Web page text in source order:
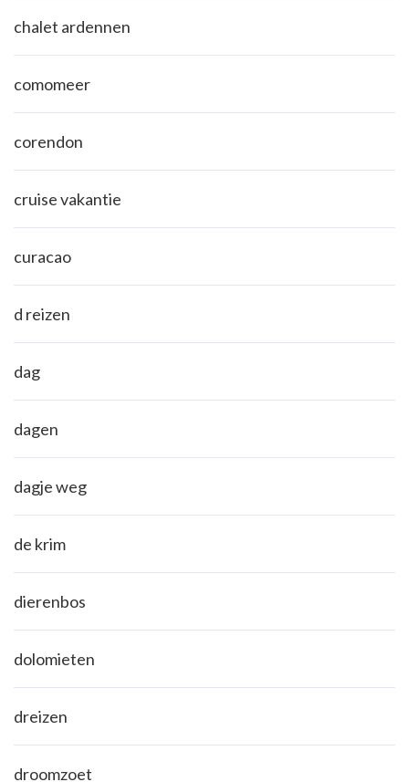
chalet ardennen
comomeer
corendon
cruise vakantie
curacao
d reizen
dag
dagen
dagje weg
de krim
dierenbos
dolomieten
dreizen
droomzoet